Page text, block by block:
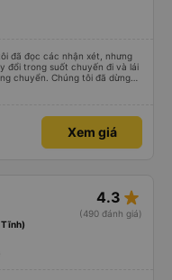
đã đọc các nhận xét, nhưng
đổi trong suốt chuyến đi và lái
chuyển. Chúng tôi đã dừng
chung, ghế ngồi có thể hơi
Xem giá
4.3 star_rate
(490 đánh giá)
Tĩnh)